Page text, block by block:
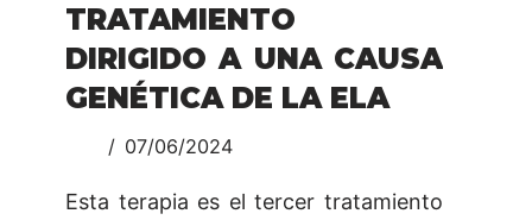
TRATAMIENTO
DIRIGIDO A UNA CAUSA
GENÉTICA DE LA ELA
07/06/2024
Esta terapia es el tercer tratamiento